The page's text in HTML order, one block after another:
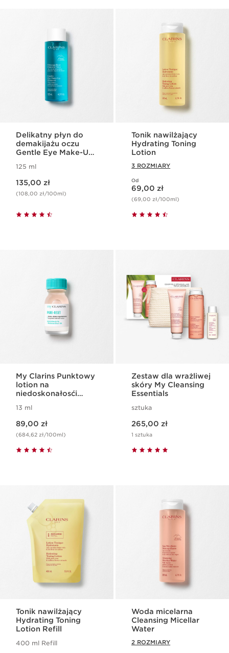
Delikatny płyn do
demakijażu oczu
Gentle Eye Make-Up
125 ml
135,00 zł
(108,00 zł/100ml)
Tonik nawilżający
Hydrating Toning
Lotion
3 ROZMIARY
Od
Aktualna cena 69,00 zł
69,00 zł
(69,00 zł/100ml)
My Clarins Punktowy
lotion na
niedoskonałosći
Lotion
13 ml
89,00 zł
(684,62 zł/100ml)
Zestaw dla wrażliwej
skóry My Cleansing
Essentials
sztuka
265,00 zł
1 sztuka
Tonik nawilżający
Hydrating Toning
Lotion Refill
400 ml Refill
Woda micelarna
Cleansing Micellar
Water
2 ROZMIARY